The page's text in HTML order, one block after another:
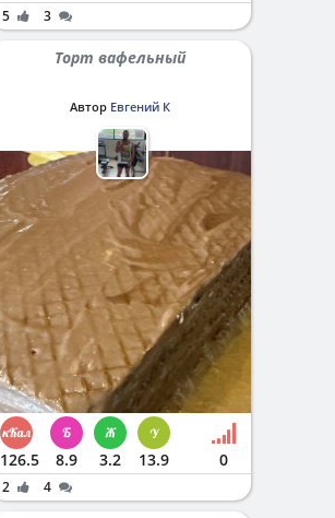
5 3
Торт вафельный
Автор Евгений К
126.5 8.9 3.2 13.9 0
2 4